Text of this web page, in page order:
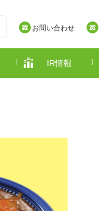
お問い合わせ
IR情報